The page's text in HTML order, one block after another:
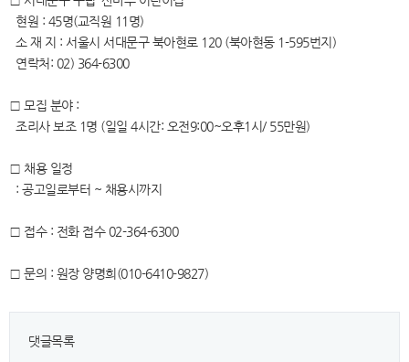
하위메뉴
현원 : 45명(교직원 11명)
소 재 지 : 서울시 서대문구 북아현로 120 (북아현동 1-595번지)
연락처: 02) 364-6300
□ 모집 분야 :
조리사 보조 1명 (일일 4시간: 오전9:00~오후1시/ 55만원)
□ 채용 일정
: 공고일로부터 ~ 채용시까지
□ 접수 : 전화 접수 02-364-6300
□ 문의 : 원장 양명희(010-6410-9827)
댓글목록